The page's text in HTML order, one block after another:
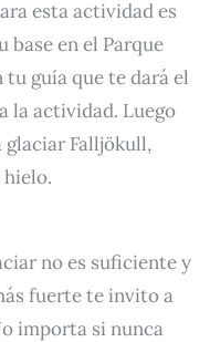
esta actividad es
base en el Parque
guía que te dará el
la actividad. Luego
glaciar Falljökull,
hielo.
no es suficiente y
fuerte te invito a
importa si nunca